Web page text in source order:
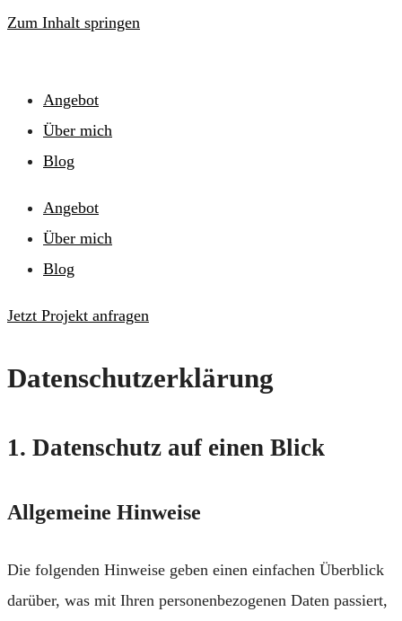
Zum Inhalt springen
Angebot
Über mich
Blog
Angebot
Über mich
Blog
Jetzt Projekt anfragen
Datenschutz­erklärung
1. Datenschutz auf einen Blick
Allgemeine Hinweise
Die folgenden Hinweise geben einen einfachen Überblick
darüber, was mit Ihren personenbezogenen Daten passiert,